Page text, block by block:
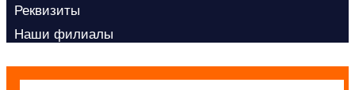
Реквизиты
Наши филиалы